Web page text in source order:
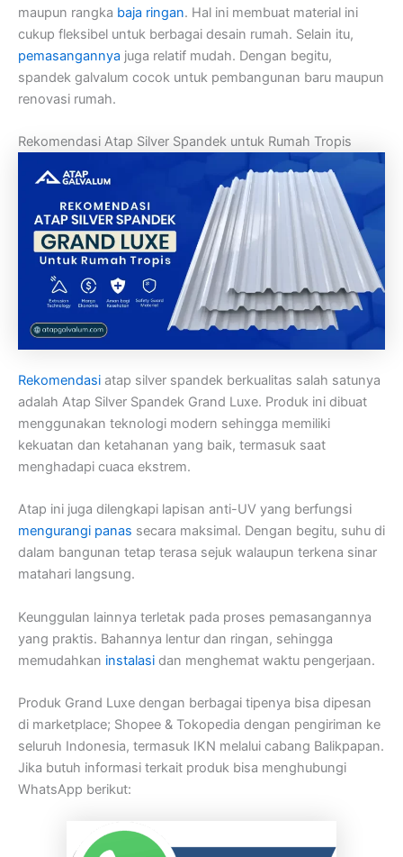
maupun rangka baja ringan. Hal ini membuat material ini
cukup fleksibel untuk berbagai desain rumah. Selain itu,
pemasangannya juga relatif mudah. Dengan begitu,
spandek galvalum cocok untuk pembangunan baru maupun
renovasi rumah.
Rekomendasi Atap Silver Spandek untuk Rumah Tropis
Rekomendasi atap silver spandek berkualitas salah satunya
adalah Atap Silver Spandek Grand Luxe. Produk ini dibuat
menggunakan teknologi modern sehingga memiliki
kekuatan dan ketahanan yang baik, termasuk saat
menghadapi cuaca ekstrem.
Atap ini juga dilengkapi lapisan anti-UV yang berfungsi
mengurangi panas secara maksimal. Dengan begitu, suhu di
dalam bangunan tetap terasa sejuk walaupun terkena sinar
matahari langsung.
Keunggulan lainnya terletak pada proses pemasangannya
yang praktis. Bahannya lentur dan ringan, sehingga
memudahkan instalasi dan menghemat waktu pengerjaan.
Produk Grand Luxe dengan berbagai tipenya bisa dipesan
di marketplace; Shopee & Tokopedia dengan pengiriman ke
seluruh Indonesia, termasuk IKN melalui cabang Balikpapan.
Jika butuh informasi terkait produk bisa menghubungi
WhatsApp berikut: